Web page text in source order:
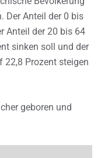
Der Anteil der 0 bis
Anteil der 20 bis 64
sinken soll und der
22,8 Prozent steigen
geboren und